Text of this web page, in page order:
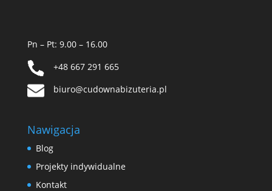
Pn – Pt: 9.00 – 16.00
+48 667 291 665
biuro@cudownabizuteria.pl
Nawigacja
Blog
Projekty indywidualne
Kontakt